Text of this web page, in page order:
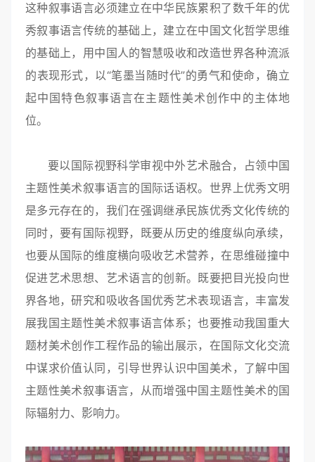
这种叙事语言必须建立在中华民族累积了数千年的优
秀叙事语言传统的基础上，建立在中国文化哲学思维
的基础上，用中国人的智慧吸收和改造世界各种流派
的表现形式，以“笔墨当随时代”的勇气和使命，确立
起中国特色叙事语言在主题性美术创作中的主体地
位。
要以国际视野科学审视中外艺术融合，占领中国
主题性美术叙事语言的国际话语权。世界上优秀文明
是多元存在的，我们在强调继承民族优秀文化传统的
同时，要有国际视野，既要从历史的维度纵向承续，
也要从国际的维度横向吸收艺术营养，在思维碰撞中
促进艺术思想、艺术语言的创新。既要把目光投向世
界各地，研究和吸收各国优秀艺术表现语言，丰富发
展我国主题性美术叙事语言体系；也要推动我国重大
题材美术创作工程作品的输出展示，在国际文化交流
中谋求价值认同，引导世界认识中国美术，了解中国
主题性美术叙事语言，从而增强中国主题性美术的国
际辐射力、影响力。